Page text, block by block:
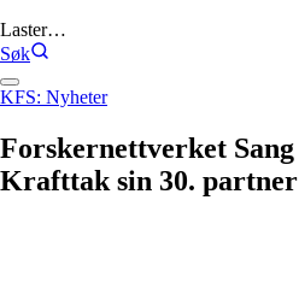
Laster…
Søk
KFS: Nyheter
Forskernettverket Sang
Krafttak sin 30. partner